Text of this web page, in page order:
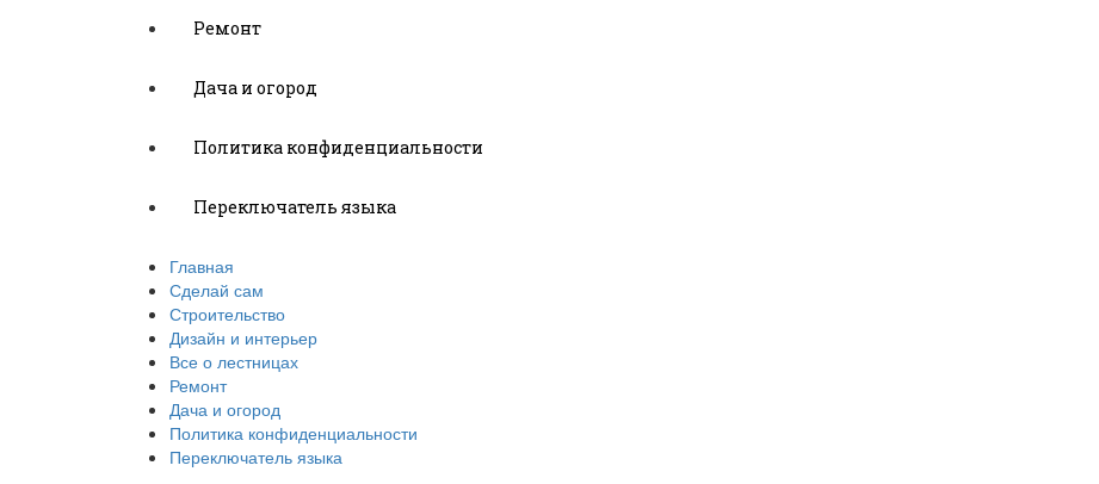
Ремонт
Дача и огород
Политика конфиденциальности
Переключатель языка
Главная
Сделай сам
Строительство
Дизайн и интерьер
Все о лестницах
Ремонт
Дача и огород
Политика конфиденциальности
Переключатель языка